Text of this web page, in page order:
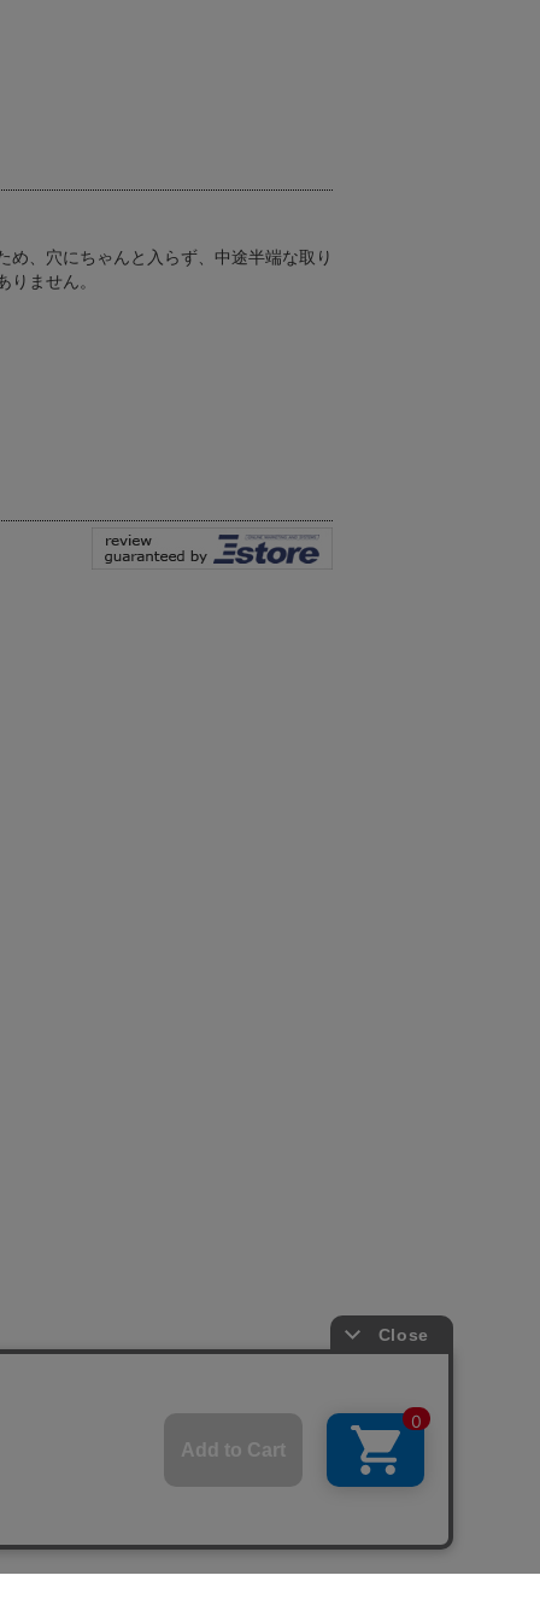
、穴にちゃんと入らず、中途半端な取り
ません。